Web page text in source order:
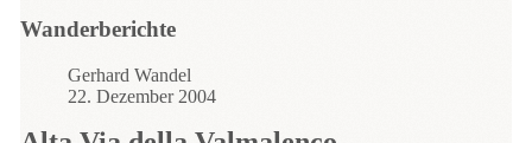
Wanderberichte
Gerhard Wandel
22. Dezember 2004